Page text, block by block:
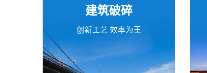
建筑破碎
创新工艺 效率为王